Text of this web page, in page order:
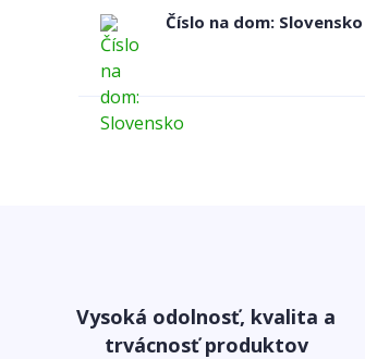
Číslo na dom: Slovensko
Vysoká odolnosť, kvalita a
trvácnosť produktov